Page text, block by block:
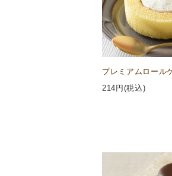
プレミアムロール
214 円(税込)